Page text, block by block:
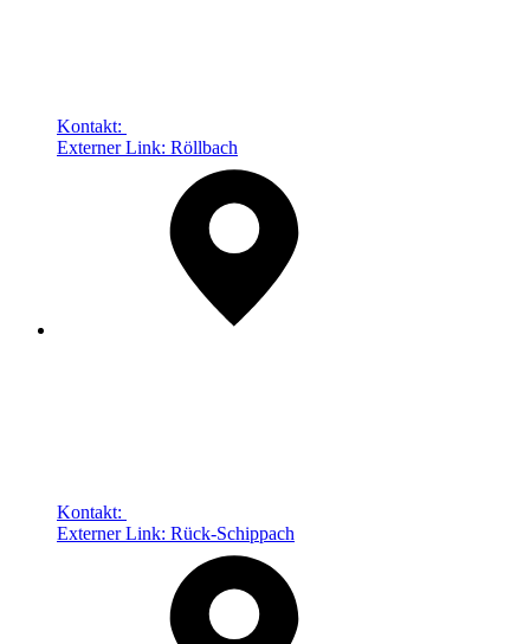
Kontakt:
Externer Link: Röllbach
Kontakt:
Externer Link: Rück-Schippach